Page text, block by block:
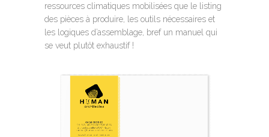
ressources climatiques mobilisées que le listing
des pièces à produire, les outils nécessaires et
les logiques d’assemblage, bref un manuel qui
se veut plutôt exhaustif !